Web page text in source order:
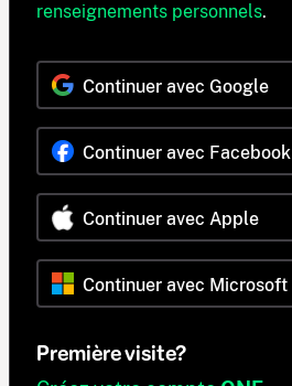
renseignements personnels.
Continuer avec Google
Continuer avec Facebook
Continuer avec Apple
Continuer avec Microsoft
Première visite?